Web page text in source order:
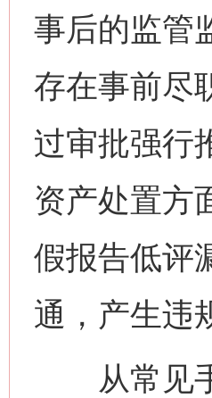
事后的监管
存在事前尽
过审批强行
资产处置方
假报告低评
通，产生违
从常见手